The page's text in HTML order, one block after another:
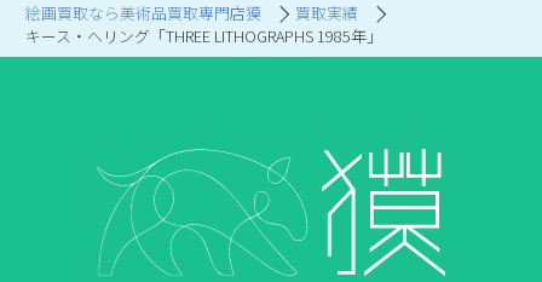
絵画買取なら美術品買取専門店獏
買取実績
キース・へリング「THREE LITHOGRAPHS 1985年」